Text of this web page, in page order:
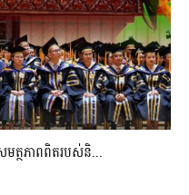
ត្ថភាពពិតរបស់និ...